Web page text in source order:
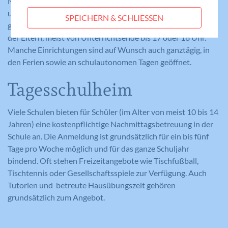
unterstützt, die Freizeit in der Gruppe wird gemeinsam aktiv
gestaltet. Die Öffnungszeiten richten sich nach dem Bedarf
der Eltern, meist von Unterrichtsende bis 17 oder 18 Uhr.
Manche Einrichtungen sind auf Wunsch auch ganztägig, in
den Ferien sowie an schulautonomen Tagen geöffnet.
Tagesschulheim
Viele Schulen bieten für Schüler (im Alter von meist 10 bis 14
Jahren) eine kostenpflichtige Nachmittagsbetreuung in der
Schule an. Die Anmeldung ist grundsätzlich für ein bis fünf
Tage pro Woche möglich und für das ganze Schuljahr
bindend. Oft stehen Freizeitangebote wie Tischfußball,
Tischtennis oder Gesellschaftsspiele zur Verfügung. Auch
Tutorien und betreute Hausübungszeit gehören
grundsätzlich zum Angebot.
Session
Zweck
Eindeutige ID, die die Sitzung des
Benutzers identifiziert.
Name
Anbieter Meine Familie
Laufzeit Session
Zweck
Eindeutige ID, die die Sitzung des
Benutzers identifiziert.
Statistik-Cookies helfen uns zu verstehen, wie
Benutzer mit unserer Webseite interagieren,
gemeldet werden. Die gesammelten
Informationen helfen uns, unser
Webseitenangebot laufend zu verbessern.
Name _gat_lokal
Anbieter Google Analytics
Laufzeit 1 Minute
Zweck
Wird von Google Analytics verwendet,
um die Anforderungsrate
einzuschränken.
Cookie-Informationen anzeigen
Diese Cookies werden dazu verwendet, die
Besucher all unserer Websites nachzuverfolgen.
Sie können dazu verwendet werden, ein Profil des
Such- und/oder Navigationsverlaufs jedes
Besuchers zu erstellen. Es können identifizierbare
oder eindeutige Daten gesammelt werden.
Anonymisierte Daten werden evtl. mit Dritten
geteilt.
SPEICHERN & SCHLIESSEN